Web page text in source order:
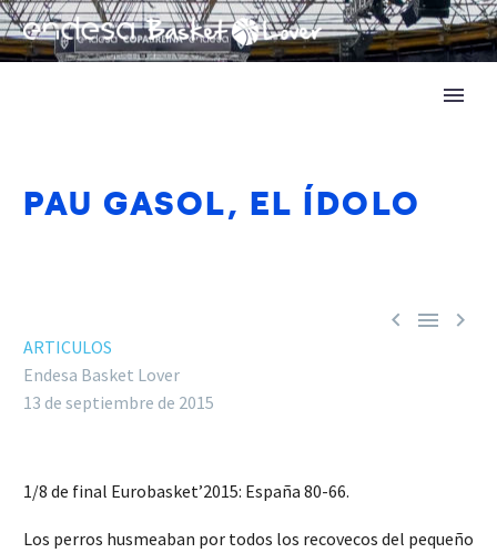
PAU GASOL, EL ÍDOLO
  
ARTICULOS
Endesa Basket Lover
13 de septiembre de 2015
1/8 de final Eurobasket’2015: España 80-66.
Los perros husmeaban por todos los recovecos del pequeño